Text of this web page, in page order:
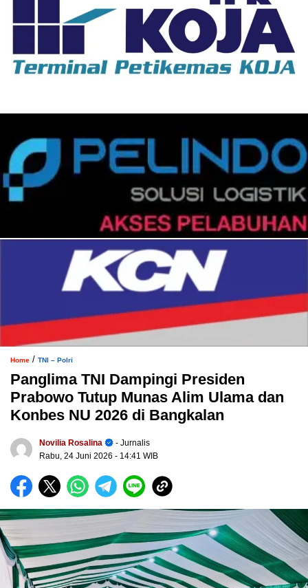
Home / TNI – Polri
Panglima TNI Dampingi Presiden
Prabowo Tutup Munas Alim Ulama dan
Konbes NU 2026 di Bangkalan
Novilia Rosalina
- Jurnalis
Rabu, 24 Juni 2026 - 14:41 WIB